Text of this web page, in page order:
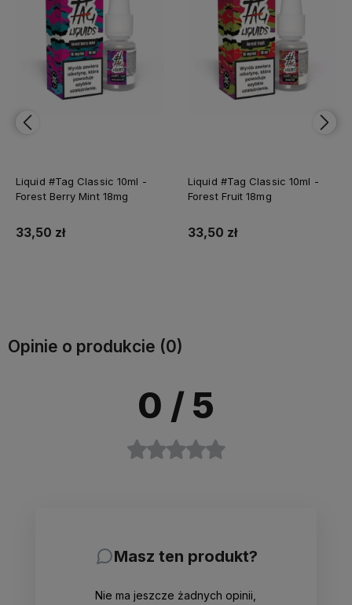
Liquid #Tag Classic 10ml -
Forest Berry Mint 18mg
33,50 zł
Liquid #Tag Classic 10ml -
Forest Fruit 18mg
33,50 zł
Opinie o produkcie (0)
0 / 5
Masz ten produkt?
Nie ma jeszcze żadnych opinii,